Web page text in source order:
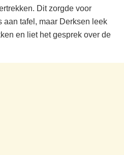
Dit zorgde voor
aan tafel, maar Derksen leek
en liet het gesprek over de